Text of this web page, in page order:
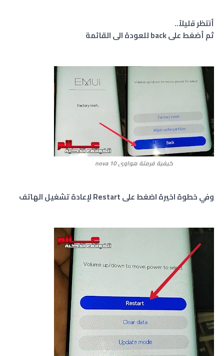
أنتظر قليلاً..
ثم أضغط على back للعودة الى القائمة
كيفية فرمتة هواويnova 10
وفي خطوة اخيرة اضغط على Restart لإعادة تشغيل الهاتف